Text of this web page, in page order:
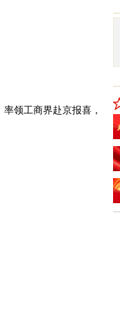
领工商界赴京报喜，